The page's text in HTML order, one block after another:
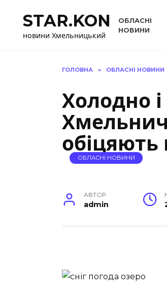
вмістуSTAR.KON
новини Хмельницький
ОБЛАСНІ
НОВИНИ
ГОЛОВНА » ОБЛАСНІ НОВИНИ
Холодно
ОБЛАСНІ НОВИНИ
АВТОР
admin